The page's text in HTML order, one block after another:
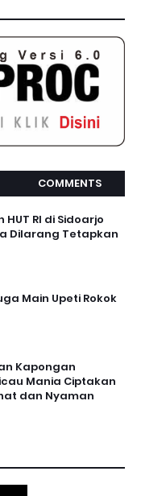
COMMENTS
RI di Sidoarjo
Dilarang Tetapkan
Main Upeti Rokok
Kapongan
Mania Ciptakan
dan Nyaman